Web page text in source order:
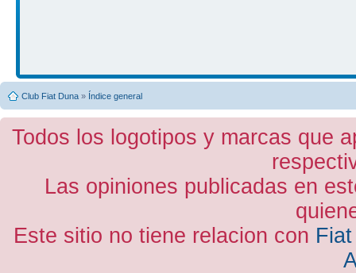
Club Fiat Duna » Índice general
Todos los logotipos y marcas que
Las opiniones publicadas en
Este sitio no tiene relacion con